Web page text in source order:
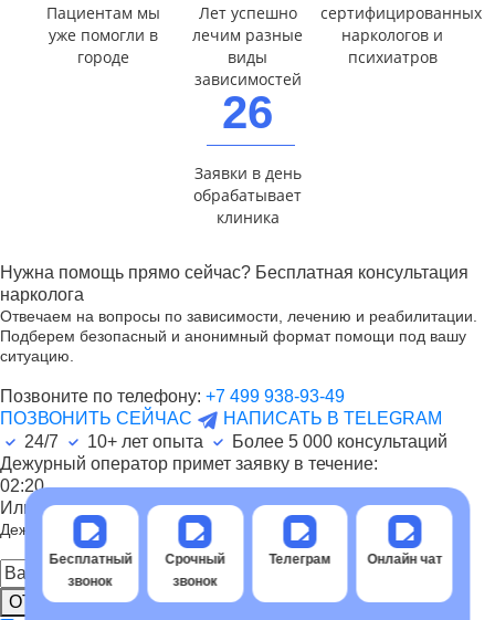
Пациентам мы
уже помогли в
городе
Лет успешно
лечим разные
виды
зависимостей
сертифицированных
наркологов и
психиатров
26
Заявки в день
обрабатывает
клиника
Нужна помощь прямо сейчас? Бесплатная консультация
нарколога
Отвечаем на вопросы по зависимости, лечению и реабилитации.
Подберем безопасный и анонимный формат помощи под вашу
ситуацию.
Позвоните по телефону: +7 499 938-93-49
ПОЗВОНИТЬ СЕЙЧАС
НАПИСАТЬ В TELEGRAM
24/7
10+ лет опыта Более 5 000 консультаций
Дежурный оператор примет заявку в течение:
02:20
Или закажите срочный обратный звонок
Дежурный оператор обработает заявку и передаст врачу
ОТПРАВИТЬ ЗАЯВКУ
Бесплатный
звонок
Срочный
звонок
Телеграм Онлайн чат